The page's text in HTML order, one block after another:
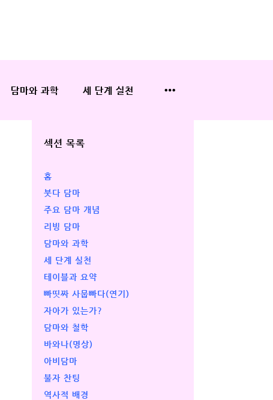
담마와 과학 세 단계 실천
섹션 목록
홈
붓다 담마
주요 담마 개념
리빙 담마
담마와 과학
세 단계 실천
테이블과 요약
빠띳짜 사뭅빠다(연기)
자아가 있는가?
담마와 철학
바와나(명상)
아비담마
불자 찬팅
역사적 배경